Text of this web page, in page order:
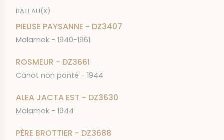
BATEAU(X)
PIEUSE PAYSANNE - DZ3407
Malamok - 1940-1961
ROSMEUR - DZ3661
Canot non ponté - 1944
ALEA JACTA EST - DZ3630
Malamok - 1944
PÈRE BROTTIER - DZ3688